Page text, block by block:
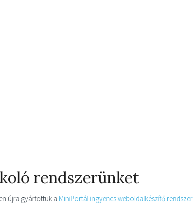
rendszerünket
újra gyártottuk a MiniPortál ingyenes weboldalkészítő rendszer